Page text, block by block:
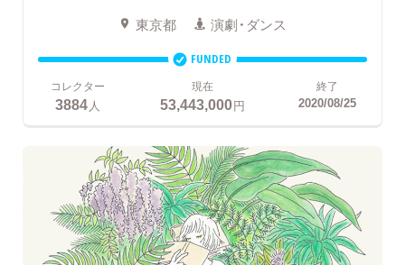
東京都 演劇・ダンス
FUNDED
コレクター
3884人
現在
53,443,000円
終了
2020/08/25